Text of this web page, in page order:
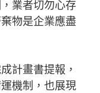
業者切勿心存
物是企業應盡
計畫書提報，
機制，也展現